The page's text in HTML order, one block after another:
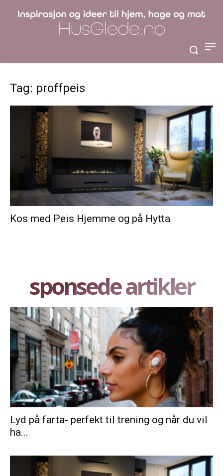
Tag: proffpeis
Kos med Peis Hjemme og på Hytta
sponsede artikler
Lyd på farta- perfekt til trening og når du vil
ha...